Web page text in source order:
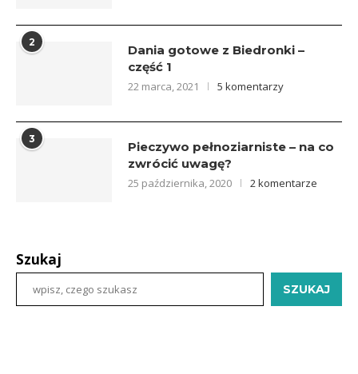
2
Dania gotowe z Biedronki –
część 1
22 marca, 2021 5 komentarzy
3
Pieczywo pełnoziarniste – na co
zwrócić uwagę?
25 października, 2020 2 komentarze
Szukaj
SZUKAJ